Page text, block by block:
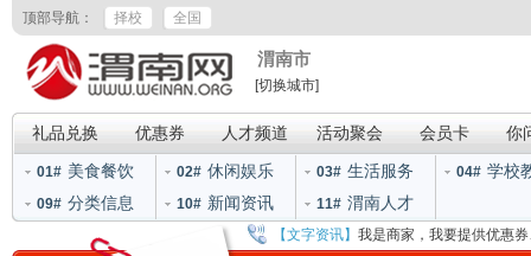
顶部导航： 择校 全国
渭南市
[切换城市]
礼品兑换 优惠券 人才频道 活动聚会 会员卡 你
01# 美食餐饮 02# 休闲娱乐 03# 生活服务 04# 学校
09# 分类信息 10# 新闻资讯 11# 渭南人才
【文字资讯】 我是商家，我要提供优惠